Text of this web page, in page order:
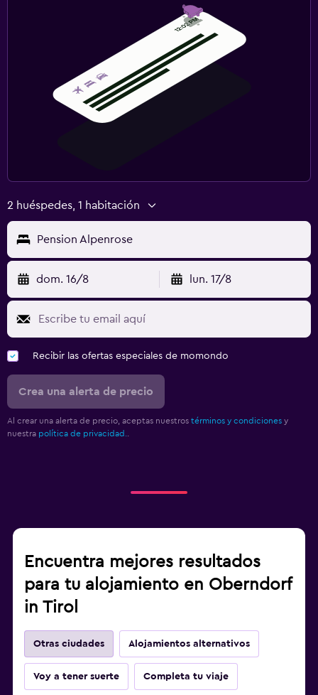
2 huéspedes, 1 habitación
Pension Alpenrose
dom. 16/8 lun. 17/8
Recibir las ofertas especiales de momondo
Crea una alerta de precio
Al crear una alerta de precio, aceptas nuestros términos y condiciones y
nuestra política de privacidad.
Encuentra mejores resultados
para tu alojamiento en Oberndorf
in Tirol
Otras ciudades Alojamientos alternativos
Voy a tener suerte Completa tu viaje